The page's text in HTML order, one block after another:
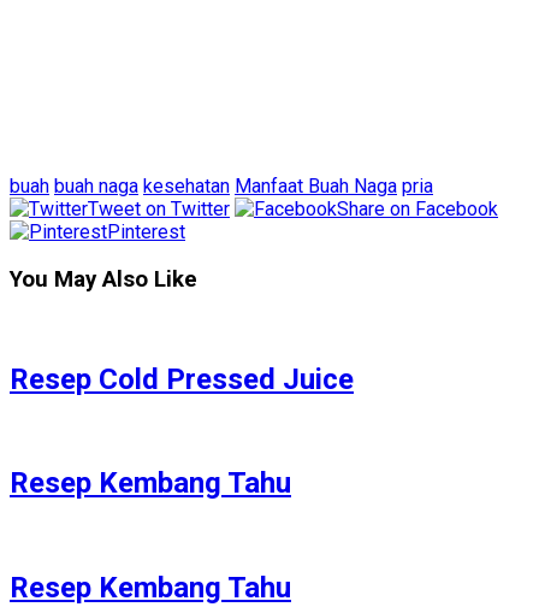
buah buah naga kesehatan Manfaat Buah Naga pria
Tweet on Twitter
Share on Facebook
Pinterest
You May Also Like
Resep Cold Pressed Juice
Resep Kembang Tahu
Resep Kembang Tahu